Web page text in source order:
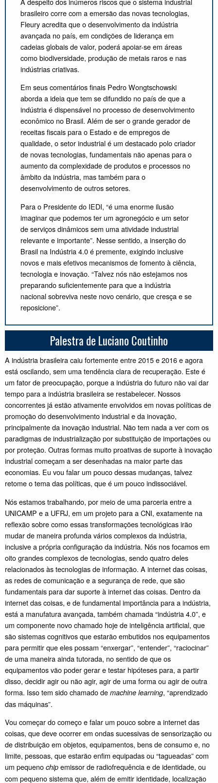
brasileiro corre com a emersão das novas tecnologias,
Fleury acredita que o desenvolvimento da indústria
avançada no país, em condições de liderança em
cadeias globais de valor, poderá apoiar-se em áreas
como biodiversidade, produção de metais raros e nas
indústrias criativas.
Em seus comentários finais Pedro Wongtschowski
aborda a ideia que tem se difundido no país de que a
indústria é dispensável no processo de desenvolvimento
econômico no Brasil. Além de ser o grande gerador de
receitas fiscais para o Estado e de empregos de
qualidade, o setor industrial é um destacado polo criador
de novas tecnologias, fundamentais não apenas para o
aumento da complexidade de produtos e processos no
âmbito da indústria, mas também para o
desenvolvimento de outros setores.
Para o Presidente do IEDI, “é uma enorme ilusão
imaginar que podemos ter um agronegócio e um setor
de serviços dinâmicos sem uma atividade industrial
relevante e importante”. Nesse sentido, a inserção do
Brasil na Indústria 4.0 é premente, exigindo inclusive
novos e mais efetivos mecanismos de fomento à ciência,
tecnologia e inovação. “Talvez nós não estejamos nos
preparando suficientemente para que a indústria
nacional sobreviva neste novo cenário, que cresça e se
reposicione”.
Palestra de Luciano Coutinho
A indústria brasileira caiu fortemente entre 2015 e 2016 e agora
está oscilando, sem uma tendência clara de recuperação. Este é
um fator de preocupação, porque a indústria do futuro não vai dar
tempo para a indústria brasileira se restabelecer. Nossos
concorrentes já estão ativamente envolvidos em novas políticas de
promoção do desenvolvimento industrial e da inovação,
principalmente da inovação industrial. Não tem nada a ver com os
paradigmas de industrialização por substituição de importações ou
por proteção. Outras formas muito proativas de suporte à inovação
industrial começam a ser desenhadas na maior parte das
economias. Eu vou falar um pouco dessas mudanças, talvez
retome o tema das políticas, que é um pouco indissociável.
Nós estamos trabalhando, por meio de uma parceria entre a
UNICAMP e a UFRJ, em um projeto para a CNI, exatamente na
reflexão sobre como essas transformações tecnológicas irão
mudar de maneira profunda vários complexos da indústria,
inclusive a própria configuração da indústria. Nós nos focamos em
oito grandes complexos de tecnologias, sendo quatro deles
relacionados às tecnologias de informação. A internet das coisas,
as redes de comunicação e a segurança de rede, que são
fundamentais para dar suporte à internet das coisas. Dentro da
internet das coisas, e de fundamental importância para a indústria,
está a manufatura avançada, também chamada “indústria 4.0”, e
um componente novo chamado hoje de inteligência artificial, que
são sistemas cognitivos que estarão embutidos nos equipamentos
para permitir que eles possam “enxergar”, “entender”, “raciocinar”
de uma maneira ainda tutorada, no sentido de que os
equipamentos vão poder gerar e testar hipóteses para, a partir
disso, decidir agir ou não agir, agir de uma forma ou agir de outra
forma. Isso tem sido chamado de machine learning, “aprendizado
das máquinas”.
Vou começar do começo e falar um pouco sobre a internet das
coisas, que deve ocorrer em ondas sucessivas de sensorização ou
de distribuição em objetos, equipamentos, bens de consumo e, no
limite, pessoas, que estarão enfim equipadas ou “tagueadas” com
um pequeno chip emissor de radiofrequência e de identidade, ou
com pequeno sistema que, além de emitir identidade, localização